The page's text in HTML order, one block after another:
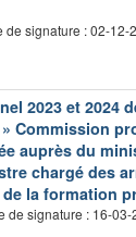
de signature : 02-12-
2023 et
Commission
auprès du
chargé des
la formation
de signature : 16-03-